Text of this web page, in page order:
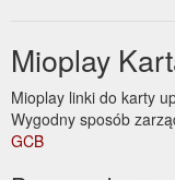
Mioplay
Mioplay linki do karty
Wygodny sposób
GCB